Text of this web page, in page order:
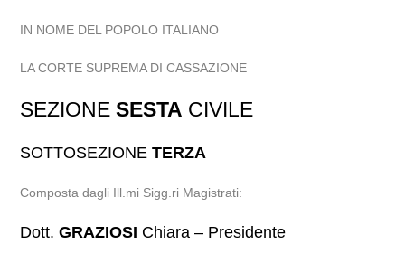
IN NOME DEL POPOLO ITALIANO
LA CORTE SUPREMA DI CASSAZIONE
SEZIONESESTA CIVILE
SOTTOSEZIONETERZA
Composta dagli Ill.mi Sigg.ri Magistrati:
Dott.GRAZIOSI Chiara – Presidente